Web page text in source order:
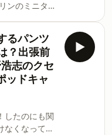
了承くださ
muku_kyoto_milano/
トルコール
はお屠蘇を
出 お酒屋さ
まつわるお
ンのミニタオ
（スロー
ャブルニット
田野浩
集中！
…！という奇
るパンツ
？出張前
志のクセ
ッドキャ
したのにも関
なくなってし